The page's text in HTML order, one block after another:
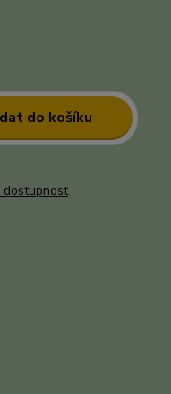
do košíku
dostupnost